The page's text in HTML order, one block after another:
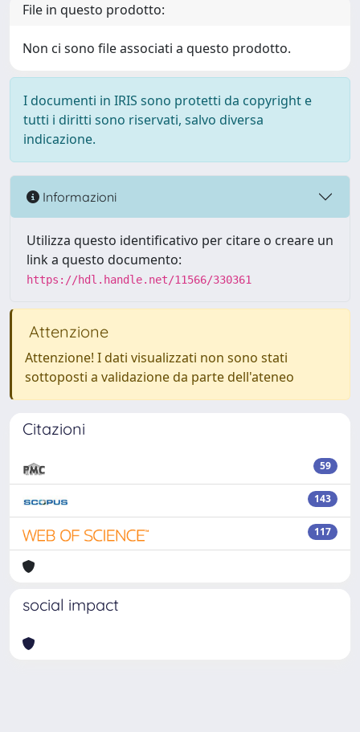
File in questo prodotto:
Non ci sono file associati a questo prodotto.
I documenti in IRIS sono protetti da copyright e
tutti i diritti sono riservati, salvo diversa
indicazione.
Informazioni
Utilizza questo identificativo per citare o creare un
link a questo documento:
https://hdl.handle.net/11566/330361
Attenzione
Attenzione! I dati visualizzati non sono stati
sottoposti a validazione da parte dell'ateneo
Citazioni
59
143
117
social impact